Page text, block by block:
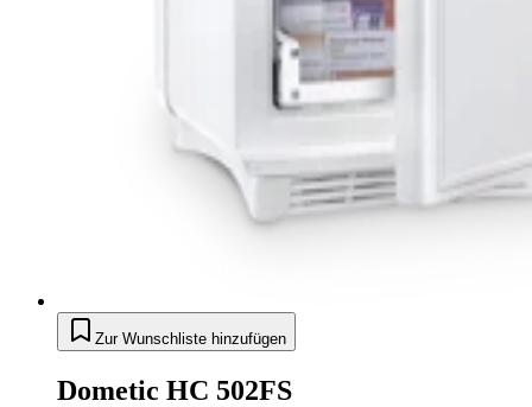
Zur Wunschliste hinzufügen
Dometic HC 502FS